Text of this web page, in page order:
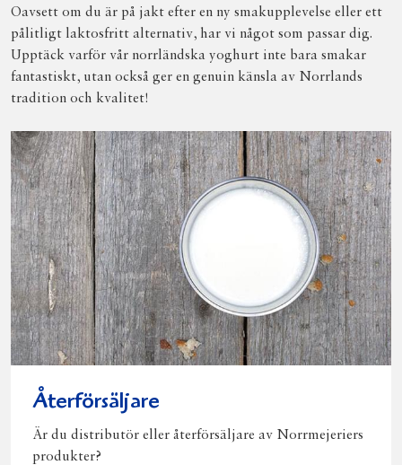
Oavsett om du är på jakt efter en ny smakupplevelse eller ett
pålitligt laktosfritt alternativ, har vi något som passar dig.
Upptäck varför vår norrländska yoghurt inte bara smakar
fantastiskt, utan också ger en genuin känsla av Norrlands
tradition och kvalitet!
Återförsäljare
Är du distributör eller återförsäljare av Norrmejeriers
produkter?